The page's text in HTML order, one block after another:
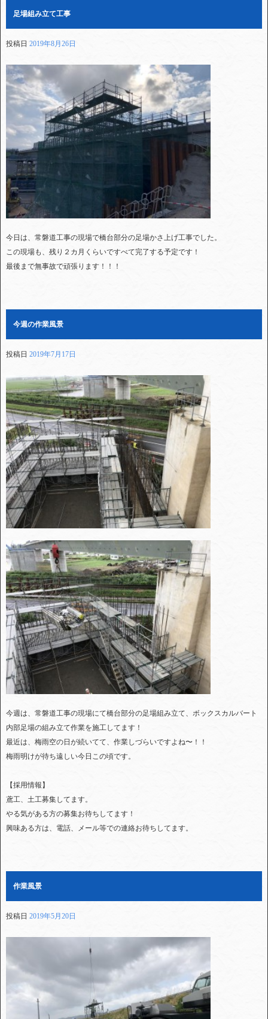
足場組み立て工事
投稿日 2019年8月26日
今日は、常磐道工事の現場で橋台部分の足場かさ上げ工事でした。
この現場も、残り２カ月くらいですべて完了する予定です！
最後まで無事故で頑張ります！！！
今週の作業風景
投稿日 2019年7月17日
今週は、常磐道工事の現場にて橋台部分の足場組み立て、ボックスカルバート
内部足場の組み立て作業を施工してます！
最近は、梅雨空の日が続いてて、作業しづらいですよね〜！！
梅雨明けが待ち遠しい今日この頃です。
【採用情報】
鳶工、土工募集してます。
やる気がある方の募集お待ちしてます！
興味ある方は、電話、メール等での連絡お待ちしてます。
作業風景
投稿日 2019年5月20日